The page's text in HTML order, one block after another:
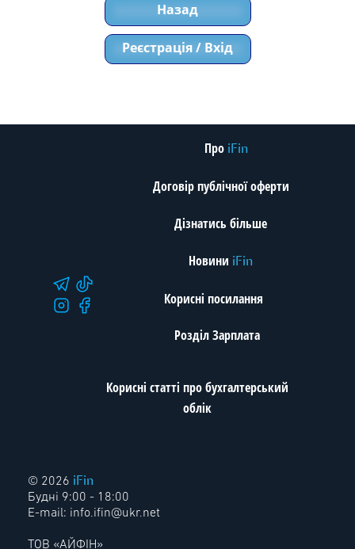
Назад
Реєстрація / Вхід
© 2026 iFin
Будні 9:00 - 18:00
E-mail: info.ifin@ukr.net
ТОВ «АЙФІН»
Про iFin
Договір публічної оферти
Дізнатись більше
Новини iFin
Корисні посилання
Розділ Зарплата
Корисні статті про бухгалтерський
облік